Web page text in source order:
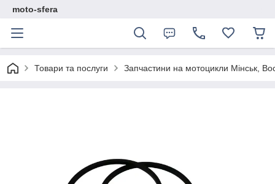
moto-sfera
Товари та послуги Запчастини на мотоцикли Мінськ,